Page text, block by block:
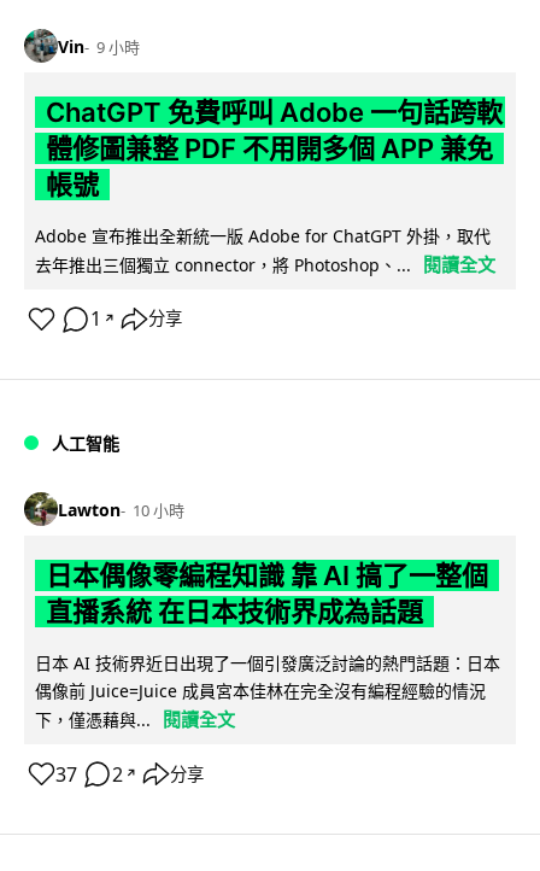
Vin 9 小時
ChatGPT 免費呼叫 Adobe 一句話跨軟
體修圖兼整 PDF 不用開多個 APP 兼免
帳號
Adobe 宣布推出全新統一版 Adobe for ChatGPT 外掛，取代
去年推出三個獨立 connector，將 Photoshop、...
閱讀全文
1 ↗ 分享
人工智能
Lawton 10 小時
日本偶像零編程知識 靠 AI 搞了一整個
直播系統 在日本技術界成為話題
日本 AI 技術界近日出現了一個引發廣泛討論的熱門話題：日本
偶像前 Juice=Juice 成員宮本佳林在完全沒有編程經驗的情況
下，僅憑藉與...
閱讀全文
37 2 ↗ 分享